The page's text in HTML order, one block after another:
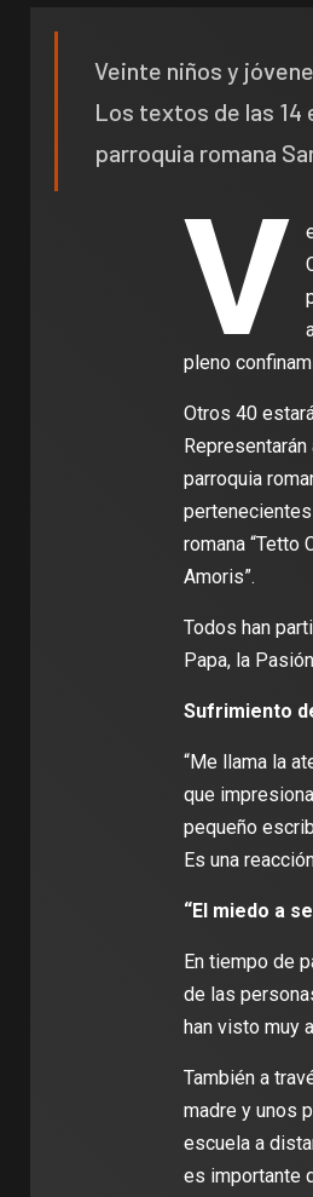
Veinte niños y
Los textos de las 14
parroquia romana
V
pleno
Otros 40
parroquia
romana “Tetto
Amoris”.
Todos han
Papa, la
Sufrimiento
“Me llama la
que
pequeño
Es una
“El miedo a
En tiempo de
de las
han visto muy
También a
madre y unos
escuela a
es importante